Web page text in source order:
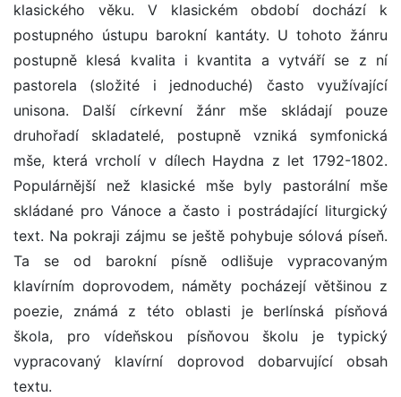
klasického věku. V klasickém období dochází k
postupného ústupu barokní kantáty. U tohoto žánru
postupně klesá kvalita i kvantita a vytváří se z ní
pastorela (složité i jednoduché) často využívající
unisona. Další církevní žánr mše skládají pouze
druhořadí skladatelé, postupně vzniká symfonická
mše, která vrcholí v dílech Haydna z let 1792-1802.
Populárnější než klasické mše byly pastorální mše
skládané pro Vánoce a často i postrádající liturgický
text. Na pokraji zájmu se ještě pohybuje sólová píseň.
Ta se od barokní písně odlišuje vypracovaným
klavírním doprovodem, náměty pocházejí většinou z
poezie, známá z této oblasti je berlínská písňová
škola, pro vídeňskou písňovou školu je typický
vypracovaný klavírní doprovod dobarvující obsah
textu.